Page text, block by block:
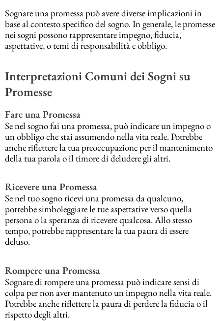
Sognare una promessa può avere diverse implicazioni in
base al contesto specifico del sogno. In generale, le promesse
nei sogni possono rappresentare impegno, fiducia,
aspettative, o temi di responsabilità e obbligo.
Interpretazioni Comuni dei Sogni su
Promesse
Fare una Promessa
Se nel sogno fai una promessa, può indicare un impegno o
un obbligo che stai assumendo nella vita reale. Potrebbe
anche riflettere la tua preoccupazione per il mantenimento
della tua parola o il timore di deludere gli altri.
Ricevere una Promessa
Se nel tuo sogno ricevi una promessa da qualcuno,
potrebbe simboleggiare le tue aspettative verso quella
persona o la speranza di ricevere qualcosa. Allo stesso
tempo, potrebbe rappresentare la tua paura di essere
deluso.
Rompere una Promessa
Sognare di rompere una promessa può indicare sensi di
colpa per non aver mantenuto un impegno nella vita reale.
Potrebbe anche riflettere la paura di perdere la fiducia o il
rispetto degli altri.